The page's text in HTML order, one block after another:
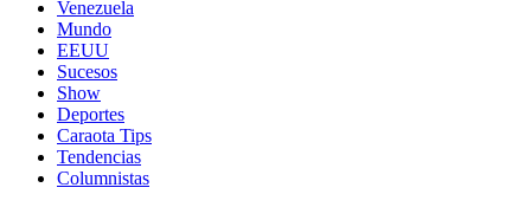
Venezuela
Mundo
EEUU
Sucesos
Show
Deportes
Caraota Tips
Tendencias
Columnistas